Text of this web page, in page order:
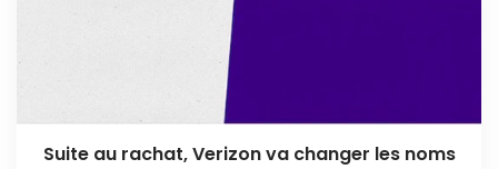
Suite au rachat, Verizon va changer les noms